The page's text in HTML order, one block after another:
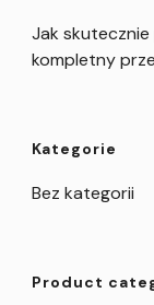
Jak
kompletny
Kategorie
Bez kategorii
Product